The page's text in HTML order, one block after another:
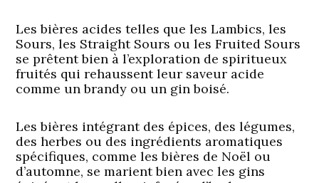
Les bières acides telles que les Lambics, les
Sours, les Straight Sours ou les Fruited Sours
se prêtent bien à l’exploration de spiritueux
fruités qui rehaussent leur saveur acide
comme un brandy ou un gin boisé.
Les bières intégrant des épices, des légumes,
des herbes ou des ingrédients aromatiques
spécifiques, comme les bières de Noël ou
d’automne, se marient bien avec les gins